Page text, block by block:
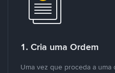
1. Cria uma Ordem
Uma vez que proceda a uma